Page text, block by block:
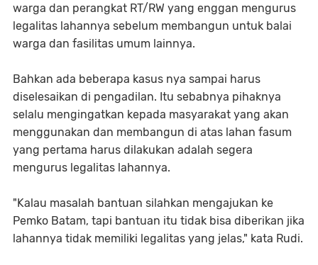
warga dan perangkat RT/RW yang enggan mengurus
legalitas lahannya sebelum membangun untuk balai
warga dan fasilitas umum lainnya.
Bahkan ada beberapa kasus nya sampai harus
diselesaikan di pengadilan. Itu sebabnya pihaknya
selalu mengingatkan kepada masyarakat yang akan
menggunakan dan membangun di atas lahan fasum
yang pertama harus dilakukan adalah segera
mengurus legalitas lahannya.
"Kalau masalah bantuan silahkan mengajukan ke
Pemko Batam, tapi bantuan itu tidak bisa diberikan jika
lahannya tidak memiliki legalitas yang jelas," kata Rudi.